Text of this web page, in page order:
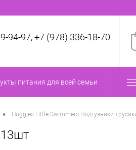
94-97, +7 (978) 336-18-70
питания для всей семьи
• Huggies Little Swimmers Подгузники-